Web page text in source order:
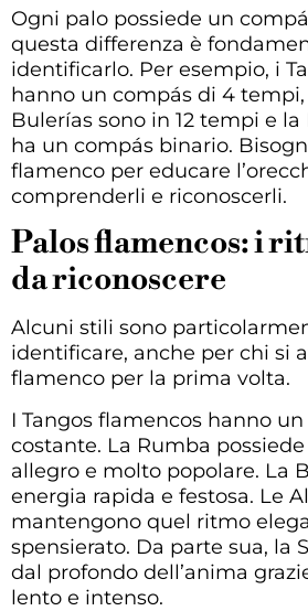
Ogni palo possiede un
questa differenza è
identificarlo. Per esempio, i
hanno un compás di 4
Bulerías sono in 12 tempi e
ha un compás binario.
flamenco per educare
comprenderli e riconoscerli.
Palos flamencos: i
da riconoscere
Alcuni stili sono
identificare, anche per chi si
flamenco per la prima volta.
I Tangos flamencos hanno
costante. La Rumba
allegro e molto popolare. La
energia rapida e festosa. Le
mantengono quel ritmo
spensierato. Da parte sua, la
dal profondo dell’anima
lento e intenso.